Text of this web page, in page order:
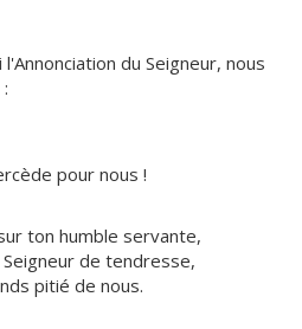
du Seigneur, nous
pour nous !
ton humble servante,
de tendresse,
pitié de nous.